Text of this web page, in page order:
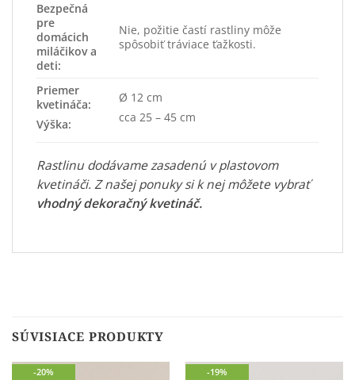
Bezpečná
pre
domácich
miláčikov a
deti:
Nie, požitie častí rastliny môže
spôsobiť tráviace ťažkosti.
Priemer
kvetináča:
Výška:
Ø 12 cm
cca 25 – 45 cm
Rastlinu dodávame zasadenú v plastovom
kvetináči. Z našej ponuky si k nej môžete vybrať
vhodný dekoračný kvetináč.
SÚVISIACE PRODUKTY
-20% -19%